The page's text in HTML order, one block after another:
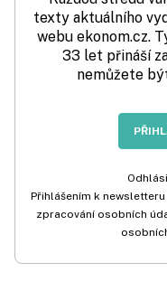
texty aktuálního
webu ekonom.cz.
33 let přináší
nemůžete
Přihlášením k
zpracování osobních